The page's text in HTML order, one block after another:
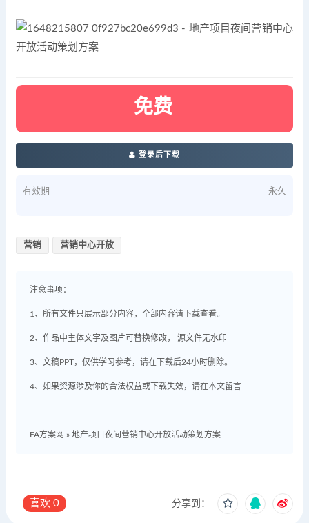
免费
登录后下载
有效期 永久
营销 营销中心开放
注意事项：
1、所有文件只展示部分内容，全部内容请下载查看。
2、作品中主体文字及图片可替换修改， 源文件无水印
3、文稿PPT，仅供学习参考，请在下载后24小时删除。
4、如果资源涉及你的合法权益或下载失效，请在本文留言
FA方案网 » 地产项目夜间营销中心开放活动策划方案
喜欢 0 分享到：